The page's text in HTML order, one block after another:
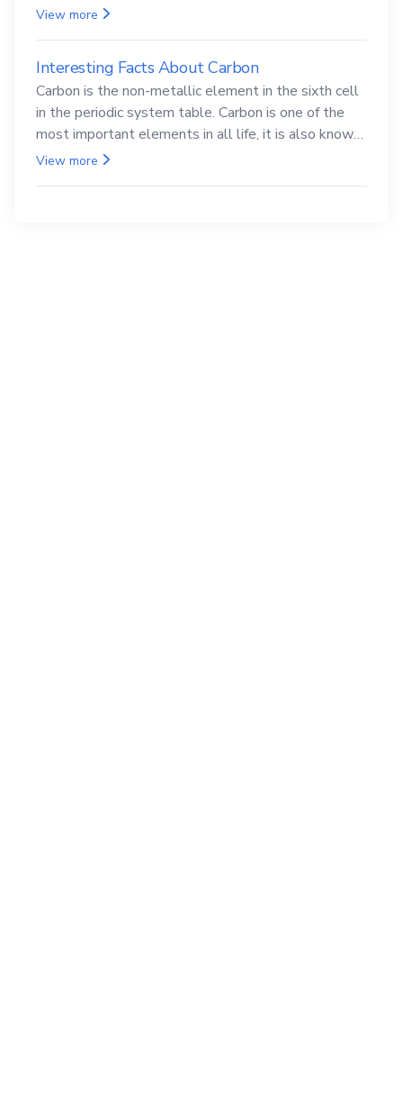
compounds are both carcinogenic.
View more
Interesting Facts About Carbon
Carbon is the non-metallic element in the sixth cell
in the periodic system table. Carbon is one of the
most important elements in all life, it is also known
as the back.
View more